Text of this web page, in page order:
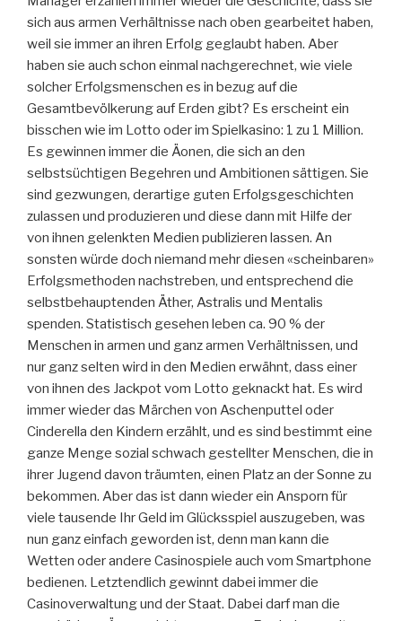
sich aus armen Verhältnisse nach oben gearbeitet haben,
weil sie immer an ihren Erfolg geglaubt haben. Aber
haben sie auch schon einmal nachgerechnet, wie viele
solcher Erfolgsmenschen es in bezug auf die
Gesamtbevölkerung auf Erden gibt? Es erscheint ein
bisschen wie im Lotto oder im Spielkasino: 1 zu 1 Million.
Es gewinnen immer die Äonen, die sich an den
selbstsüchtigen Begehren und Ambitionen sättigen. Sie
sind gezwungen, derartige guten Erfolgsgeschichten
zulassen und produzieren und diese dann mit Hilfe der
von ihnen gelenkten Medien publizieren lassen. An
sonsten würde doch niemand mehr diesen «scheinbaren»
Erfolgsmethoden nachstreben, und entsprechend die
selbstbehauptenden Äther, Astralis und Mentalis
spenden. Statistisch gesehen leben ca. 90 % der
Menschen in armen und ganz armen Verhältnissen, und
nur ganz selten wird in den Medien erwähnt, dass einer
von ihnen des Jackpot vom Lotto geknackt hat. Es wird
immer wieder das Märchen von Aschenputtel oder
Cinderella den Kindern erzählt, und es sind bestimmt eine
ganze Menge sozial schwach gestellter Menschen, die in
ihrer Jugend davon träumten, einen Platz an der Sonne zu
bekommen. Aber das ist dann wieder ein Ansporn für
viele tausende Ihr Geld im Glücksspiel auszugeben, was
nun ganz einfach geworden ist, denn man kann die
Wetten oder andere Casinospiele auch vom Smartphone
bedienen. Letztendlich gewinnt dabei immer die
Casinoverwaltung und der Staat. Dabei darf man die